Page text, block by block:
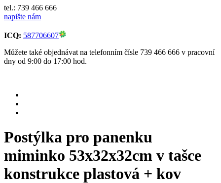
tel.: 739 466 666
napište nám
ICQ: 587706607
Můžete také objednávat na telefonním čísle 739 466 666 v pracovní
dny od 9:00 do 17:00 hod.
Postýlka pro panenku
miminko 53x32x32cm v tašce
konstrukce plastová + kov